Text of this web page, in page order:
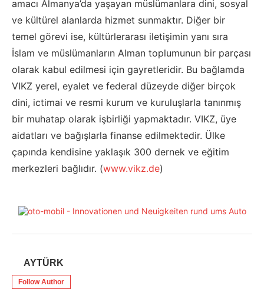
amacı Almanya’da yaşayan müslümanlara dini, sosyal
ve kültürel alanlarda hizmet sunmaktır. Diğer bir
temel görevi ise, kültürlerarası iletişimin yanı sıra
İslam ve müslümanların Alman toplumunun bir parçası
olarak kabul edilmesi için gayretleridir. Bu bağlamda
VIKZ yerel, eyalet ve federal düzeyde diğer birçok
dini, ictimai ve resmi kurum ve kuruluşlarla tanınmış
bir muhatap olarak işbirliği yapmaktadır. VIKZ, üye
aidatları ve bağışlarla finanse edilmektedir. Ülke
çapında kendisine yaklaşık 300 dernek ve eğitim
merkezleri bağlıdır. (www.vikz.de)
AYTÜRK
Follow Author